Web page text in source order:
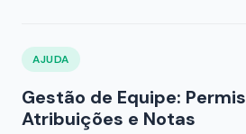
AJUDA
Gestão de Equipe:
Atribuições e Notas